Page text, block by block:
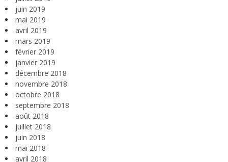
juin 2019
mai 2019
avril 2019
mars 2019
février 2019
janvier 2019
décembre 2018
novembre 2018
octobre 2018
septembre 2018
août 2018
juillet 2018
juin 2018
mai 2018
avril 2018